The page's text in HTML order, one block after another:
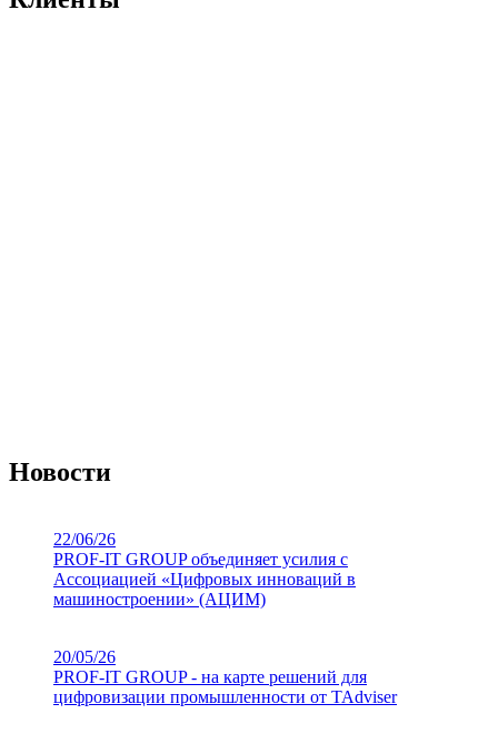
Новости
22/06/26
PROF-IT GROUP объединяет усилия с
Ассоциацией «Цифровых инноваций в
машиностроении» (АЦИМ)
20/05/26
PROF-IT GROUP - на карте решений для
цифровизации промышленности от TAdviser